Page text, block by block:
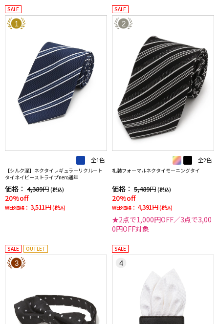
SALE
1
全1色
【シルク混】ネクタイレギュラーリクルート
タイネイビーストライプnero通年
価格： 4,389円 (税込)
20%off
WEB価格： 3,511円 (税込)
SALE
2
全2色
礼装フォーマルネクタイモーニングタイ
価格： 5,489円 (税込)
20%off
WEB価格： 4,391円 (税込)
★2点で1,000円OFF／3点で3,00
0円OFF対象
SALE OUTLET
3
SALE
4